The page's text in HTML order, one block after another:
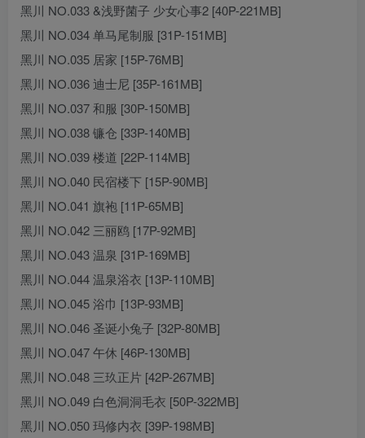
黑川 NO.033 &浅野菌子 少女心事2 [40P-221MB]
黑川 NO.034 单马尾制服 [31P-151MB]
黑川 NO.035 居家 [15P-76MB]
黑川 NO.036 迪士尼 [35P-161MB]
黑川 NO.037 和服 [30P-150MB]
黑川 NO.038 镰仓 [33P-140MB]
黑川 NO.039 楼道 [22P-114MB]
黑川 NO.040 民宿楼下 [15P-90MB]
黑川 NO.041 旗袍 [11P-65MB]
黑川 NO.042 三丽鸥 [17P-92MB]
黑川 NO.043 温泉 [31P-169MB]
黑川 NO.044 温泉浴衣 [13P-110MB]
黑川 NO.045 浴巾 [13P-93MB]
黑川 NO.046 圣诞小兔子 [32P-80MB]
黑川 NO.047 午休 [46P-130MB]
黑川 NO.048 三玖正片 [42P-267MB]
黑川 NO.049 白色洞洞毛衣 [50P-322MB]
黑川 NO.050 玛修内衣 [39P-198MB]